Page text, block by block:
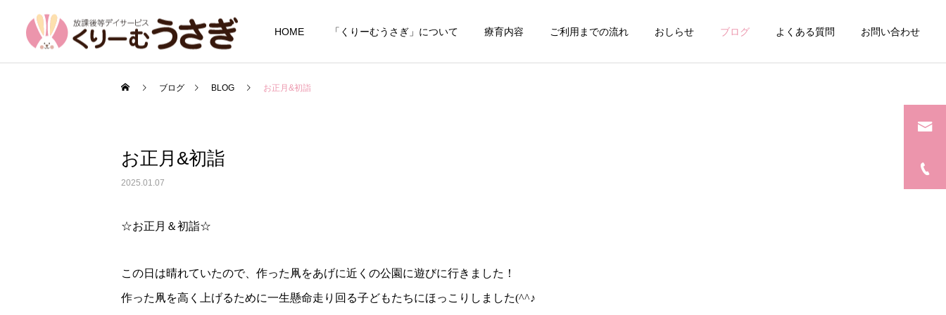
HOME 「くりーむうさぎ」について 療育内容 ご利用までの流れ おしらせ ブログ よくある質問 お問い合わせ
ブログ BLOG お正月&初詣
お正月&初詣
2025.01.07
☆お正月＆初詣☆
この日は晴れていたので、作った凧をあげに近くの公園に遊びに行きました！
作った凧を高く上げるために一生懸命走り回る子どもたちにほっこりしました(^^♪